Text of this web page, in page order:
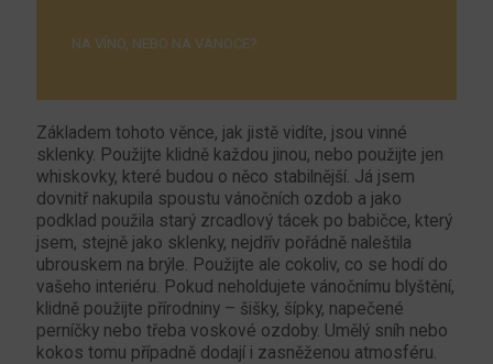
NA VÍNO, NEBO NA VÁNOCE?
Základem tohoto věnce, jak jistě vidíte, jsou vinné
sklenky. Použijte klidně každou jinou, nebo použijte jen
whiskovky, které budou o něco stabilnější. Já jsem
dovnitř nakupila spoustu vánočních ozdob a jako
podklad použila starý zrcadlový tácek po babičce, který
jsem, stejně jako sklenky, nejdřív pořádně naleštila
ubrouskem na brýle. Použijte ale cokoliv, co se hodí do
vašeho interiéru. Pokud neholdujete vánočnímu blyštění,
klidně použijte přírodniny – šišky, šípky, napečené
perníčky nebo třeba voskové ozdoby. Umělý sníh nebo
kokos tomu případně dodají i zasněženou atmosféru.